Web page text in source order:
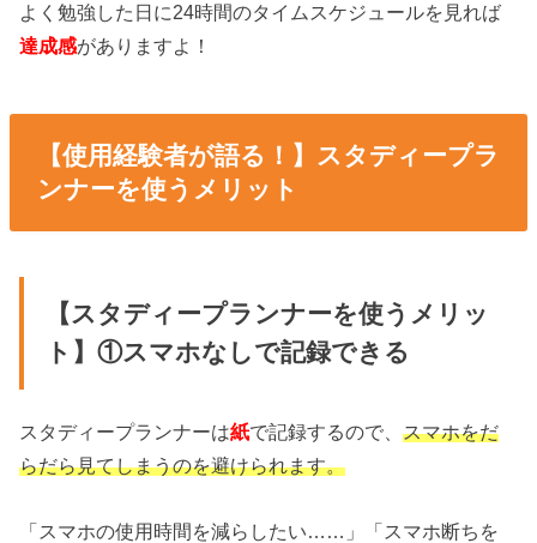
よく勉強した日に24時間のタイムスケジュールを見れば
達成感がありますよ！
【使用経験者が語る！】スタディープラ
ンナーを使うメリット
【スタディープランナーを使うメリッ
ト】①スマホなしで記録できる
スタディープランナーは紙で記録するので、スマホをだ
らだら見てしまうのを避けられます。
「スマホの使用時間を減らしたい……」「スマホ断ちを